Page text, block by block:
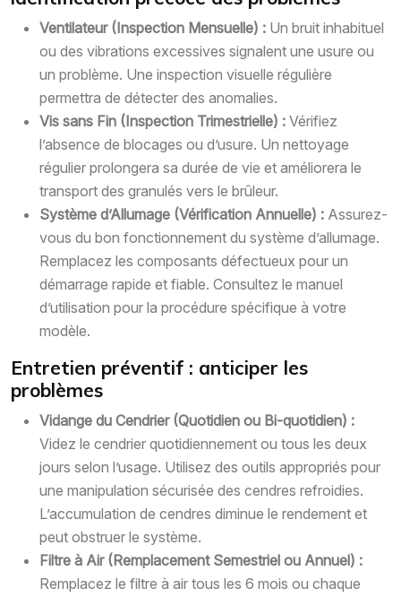
Ventilateur (Inspection Mensuelle) : Un bruit inhabituel
ou des vibrations excessives signalent une usure ou
un problème. Une inspection visuelle régulière
permettra de détecter des anomalies.
Vis sans Fin (Inspection Trimestrielle) : Vérifiez
l’absence de blocages ou d’usure. Un nettoyage
régulier prolongera sa durée de vie et améliorera le
transport des granulés vers le brûleur.
Système d’Allumage (Vérification Annuelle) : Assurez-
vous du bon fonctionnement du système d’allumage.
Remplacez les composants défectueux pour un
démarrage rapide et fiable. Consultez le manuel
d’utilisation pour la procédure spécifique à votre
modèle.
Entretien préventif : anticiper les
problèmes
Vidange du Cendrier (Quotidien ou Bi-quotidien) :
Videz le cendrier quotidiennement ou tous les deux
jours selon l’usage. Utilisez des outils appropriés pour
une manipulation sécurisée des cendres refroidies.
L’accumulation de cendres diminue le rendement et
peut obstruer le système.
Filtre à Air (Remplacement Semestriel ou Annuel) :
Remplacez le filtre à air tous les 6 mois ou chaque